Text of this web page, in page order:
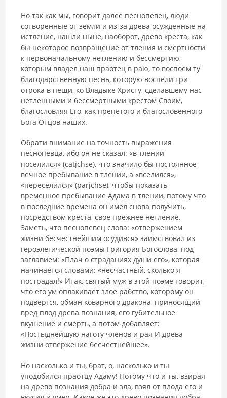
Но так как мы, говорит далее песнопевец, люди
сотворенные от земли и из-за древа осужденные на
истление, нашли ныне, наоборот, древо креста, как
бы некоторое возвращение от тления и смертности
к первоначальному нетлению и бессмертию,
которым владел наш праотец в раю, то воспоем ту
благодарственную песнь, которую воспели три
отрока в пещи, ко Владыке Христу, сделавшему нас
нетленными и бессмертными крестом Своим,
благословляя Его, как препетого и благословенного
Бога Отцов наших.
Обрати внимание на точность выражения
песнопевца, ибо он не сказал: «в тлении
поселился» (catjchse), что значило бы постоянное
вечное пребывание в тлении, а «вселился»,
«переселился» (parjchse), чтобы показать
временное пребывание Адама в тлении, потому что
в последние времена он имел снова получить,
посредством креста, свое прежнее нетление.
Заметь, что песнопевец слова: «отвержением
жизни бесчестнейшим осудився» заимствовал из
героэлегической поэмы Григория Богослова, под
заглавием: «Плач о страданиях души его», которая
начинается словами: «несчастный, сколько я
пострадал!» Итак, святый муж в этой поэме говорит,
что его ум оплакивает злое рабство, которому он
подвергся, обман коварного дракона, приносящий
вред плод древа познания, его губительное
вкушение и смерть, а потом добавляет:
«Постыднейшую наготу членов и рая И древа
жизни отвержение бесчестнейшее».
Но насколько и ты, брат, о, насколько и ты
уподобился праотцу Адаму! Потому что и ты, взирая
на древо познания добра и зла, взял от плода его и